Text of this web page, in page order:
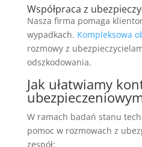
Współpraca z
Nasza firma pomaga
wypadkach. Kompleksowa
rozmowy z
odszkodowania.
Jak ułatwiamy
W ramach badań stanu
pomoc w rozmowach z
zespół: